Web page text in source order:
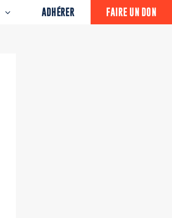
ADHÉRER FAIRE UN DON